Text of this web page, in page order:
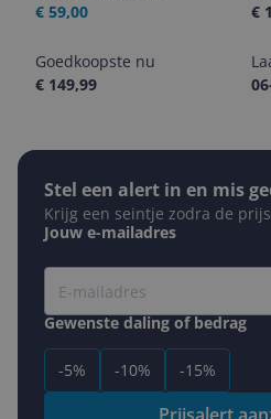
€ 59,00
€
Goedkoopste nu
€ 149,99
Stel een alert in en mis
Krijg een seintje zodra de
Jouw e-mailadres
Gewenste daling of bedrag
-5% -10% -15%